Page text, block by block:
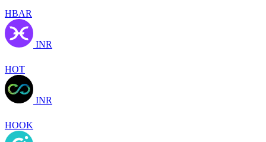
HBAR
INR
HOT
INR
HOOK